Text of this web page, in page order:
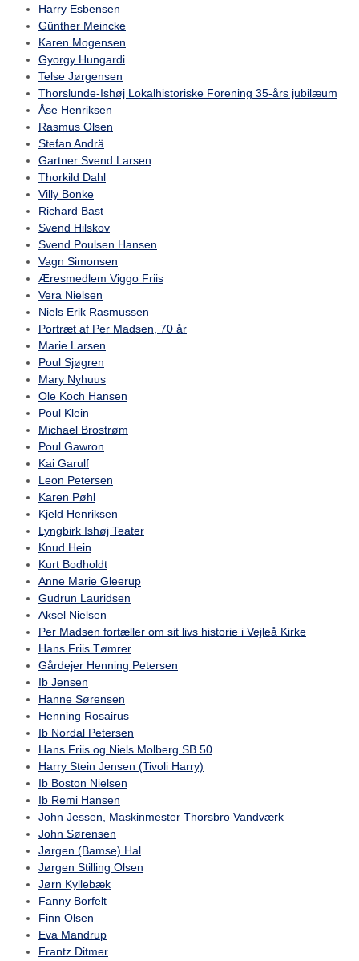
Harry Esbensen
Günther Meincke
Karen Mogensen
Gyorgy Hungardi
Telse Jørgensen
Thorslunde-Ishøj Lokalhistoriske Forening 35-års jubilæum
Åse Henriksen
Rasmus Olsen
Stefan Andrä
Gartner Svend Larsen
Thorkild Dahl
Villy Bonke
Richard Bast
Svend Hilskov
Svend Poulsen Hansen
Vagn Simonsen
Æresmedlem Viggo Friis
Vera Nielsen
Niels Erik Rasmussen
Portræt af Per Madsen, 70 år
Marie Larsen
Poul Sjøgren
Mary Nyhuus
Ole Koch Hansen
Poul Klein
Michael Brostrøm
Poul Gawron
Kai Garulf
Leon Petersen
Karen Pøhl
Kjeld Henriksen
Lyngbirk Ishøj Teater
Knud Hein
Kurt Bodholdt
Anne Marie Gleerup
Gudrun Lauridsen
Aksel Nielsen
Per Madsen fortæller om sit livs historie i Vejleå Kirke
Hans Friis Tømrer
Gårdejer Henning Petersen
Ib Jensen
Hanne Sørensen
Henning Rosairus
Ib Nordal Petersen
Hans Friis og Niels Molberg SB 50
Harry Stein Jensen (Tivoli Harry)
Ib Boston Nielsen
Ib Remi Hansen
John Jessen, Maskinmester Thorsbro Vandværk
John Sørensen
Jørgen (Bamse) Hal
Jørgen Stilling Olsen
Jørn Kyllebæk
Fanny Borfelt
Finn Olsen
Eva Mandrup
Frantz Ditmer